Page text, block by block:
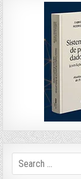
Search
for: